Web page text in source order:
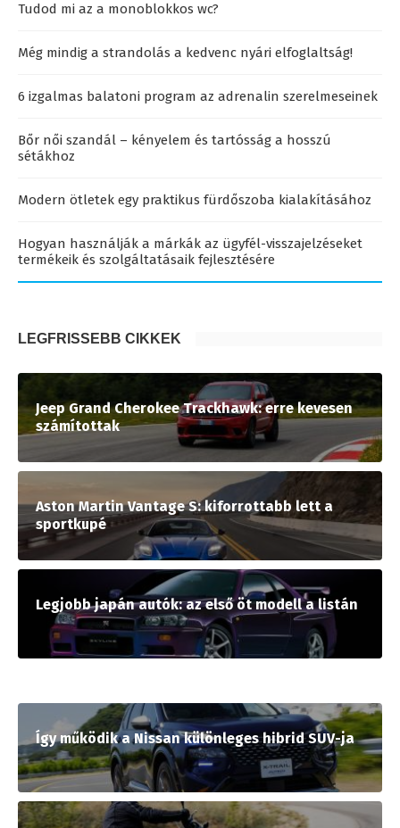
Tudod mi az a monoblokkos wc?
Még mindig a strandolás a kedvenc nyári elfoglaltság!
6 izgalmas balatoni program az adrenalin szerelmeseinek
Bőr női szandál – kényelem és tartósság a hosszú
sétákhoz
Modern ötletek egy praktikus fürdőszoba kialakításához
Hogyan használják a márkák az ügyfél-visszajelzéseket
termékeik és szolgáltatásaik fejlesztésére
LEGFRISSEBB CIKKEK
Jeep Grand Cherokee Trackhawk: erre kevesen
számítottak
Aston Martin Vantage S: kiforrottabb lett a
sportkupé
Legjobb japán autók: az első öt modell a listán
Így működik a Nissan különleges hibrid SUV-ja